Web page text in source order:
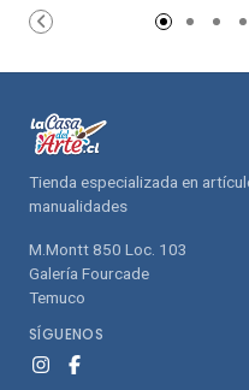
carrito de
compras
Tienda especializada en
manualidades
M.Montt 850 Loc. 103
Galería Fourcade
Temuco
SÍGUENOS